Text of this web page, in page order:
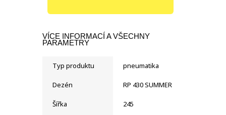
VÍCE INFORMACÍ A VŠECHNY
PARAMETRY
Typ produktu pneumatika
Dezén RP 430 SUMMER
Šířka 245